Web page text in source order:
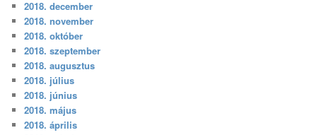
2018. december
2018. november
2018. október
2018. szeptember
2018. augusztus
2018. július
2018. június
2018. május
2018. április